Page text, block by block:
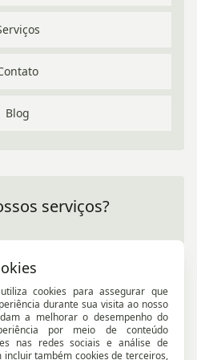
cookies para assegurar que
durante sua visita ao nosso
a melhorar o desempenho do
por meio de conteúdo
nas redes sociais e análise de
incluir também cookies de terceiros,
para Marmoraria em Santo
para Indústria em São
em São Bernardo do
Blog
serviços?
como podemos impulsionar
reais!
contato